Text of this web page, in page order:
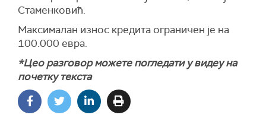
Стаменковић.
Максималан износ кредита ограничен је на
100.000 евра.
*Цео разговор можете погледати у видеу на
почетку текста